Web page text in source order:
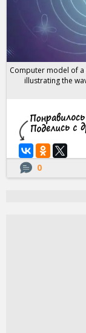
Computer model of a
illustrating the
0